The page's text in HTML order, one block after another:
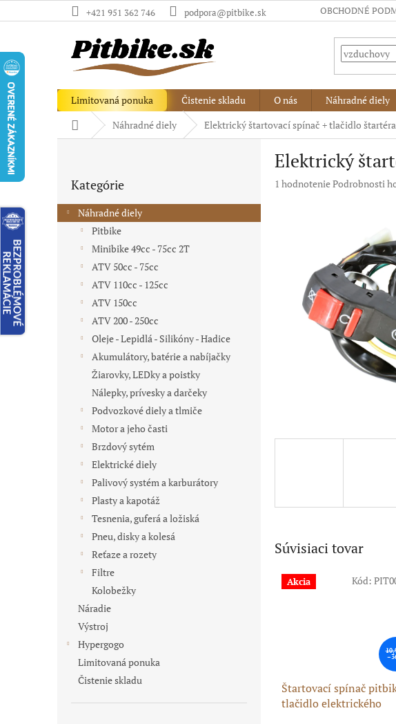
na
+421 951 362 746 podpora@pitbike.sk OBCHODNÉ
Limitovaná ponuka Čistenie skladu O nás Náhradné diely
DomovNáhradné diely Elektrický štartovací spínač + tlačidlo
ý
p
kategórie
Kategórie
Náhradné diely
Pitbike
Minibike 49cc - 75cc 2T
ATV 50cc - 75cc
ATV 110cc - 125cc
ATV 150cc
ATV 200 - 250cc
Oleje - Lepidlá - Silikóny - Hadice
Akumulátory, batérie a nabíjačky
Žiarovky, LEDky a poistky
Nálepky, prívesky a darčeky
Podvozkové diely a tlmiče
Motor a jeho časti
Brzdový sytém
Elektrické diely
Palivový systém a karburátory
Plasty a kapotáž
Tesnenia, guferá a ložiská
Pneu, disky a kolesá
Reťaze a rozety
Filtre
Kolobežky
Náradie
Výstroj
Hypergogo
Limitovaná ponuka
Čistenie skladu
Elektrický
Priemerné
hviezdičiek.
1 hodnoteniePodrobnosti
Súvisiaci tovar
Akcia
Štartovací spínač
tlačidlo elektrického
Kód: